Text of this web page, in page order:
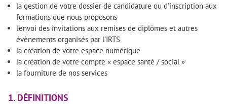
la gestion de votre dossier de candidature ou d’inscription aux
formations que nous proposons
l’envoi des invitations aux remises de diplômes et autres
évènements organisés par l’IRTS
la création de votre espace numérique
la création de votre compte « espace santé / social »
la fourniture de nos services
1. DÉFINITIONS